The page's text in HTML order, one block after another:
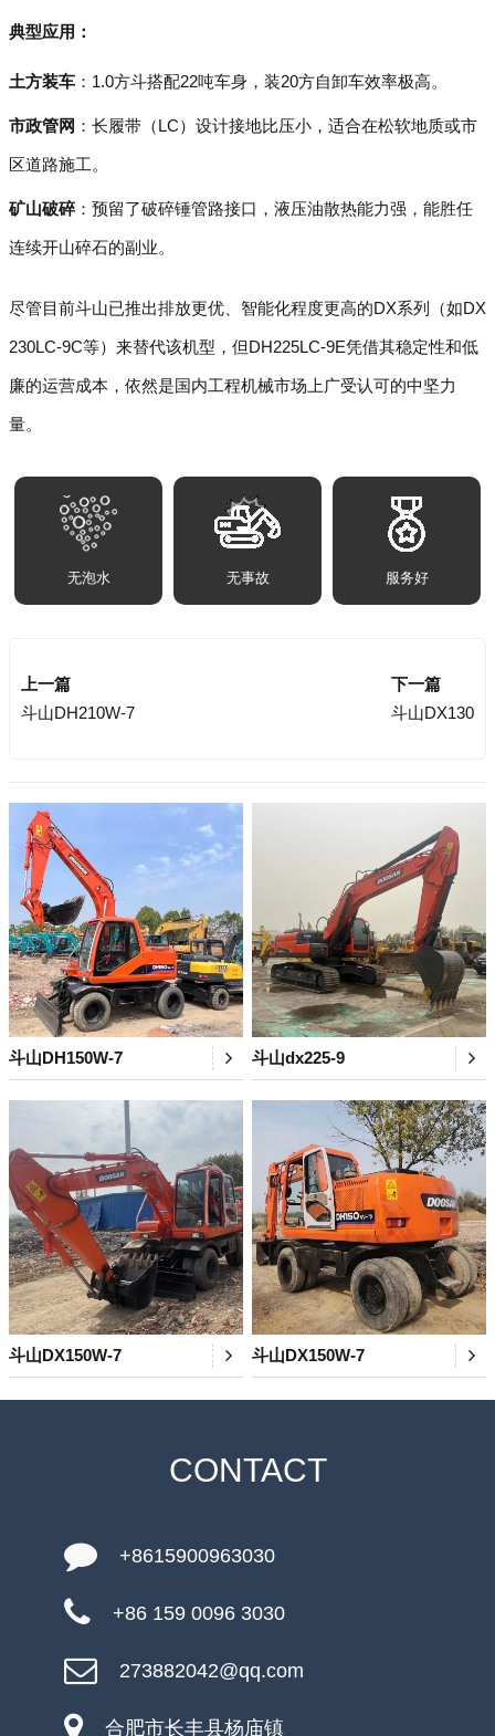
典型应用：
土方装车 ：1.0方斗搭配22吨车身，装20方自卸车效率极高。
市政管网 ：长履带（LC）设计接地比压小，适合在松软地质或市
区道路施工。
矿山破碎：预留了破碎锤管路接口，液压油散热能力强，能胜任
连续开山碎石的副业。
尽管目前斗山已推出排放更优、智能化程度更高的DX系列（如DX
230LC-9C等）来替代该机型，但DH225LC-9E凭借其稳定性和低
廉的运营成本，依然是国内工程机械市场上广受认可的中坚力
量。
无泡水 无事故 服务好
上一篇
斗山DH210W-7
下一篇
斗山DX130
斗山DH150W-7 斗山dx225-9
斗山DX150W-7 斗山DX150W-7
CONTACT
+8615900963030
+86 159 0096 3030
273882042@qq.com
合肥市长丰县杨庙镇